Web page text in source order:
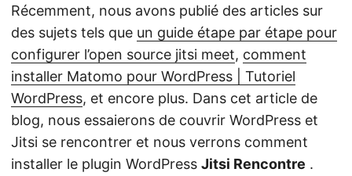
Récemment, nous avons publié des articles sur
des sujets tels que un guide étape par étape pour
configurer l’open source jitsi meet, comment
installer Matomo pour WordPress | Tutoriel
WordPress, et encore plus. Dans cet article de
blog, nous essaierons de couvrir WordPress et
Jitsi se rencontrer et nous verrons comment
installer le plugin WordPress Jitsi Rencontre .